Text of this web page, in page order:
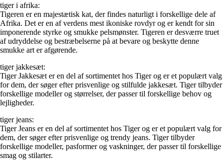
tiger i afrika:
Tigeren er en majestætisk kat, der findes naturligt i forskellige dele af
Afrika. Det er en af verdens mest ikoniske rovdyr og er kendt for sin
imponerende styrke og smukke pelsmønster. Tigeren er desværre truet
af udryddelse og bestræbelserne på at bevare og beskytte denne
smukke art er afgørende.
tiger jakkesæt:
Tiger Jakkesæt er en del af sortimentet hos Tiger og er et populært valg
for dem, der søger efter prisvenlige og stilfulde jakkesæt. Tiger tilbyder
forskellige modeller og størrelser, der passer til forskellige behov og
lejligheder.
tiger jeans:
Tiger Jeans er en del af sortimentet hos Tiger og er et populært valg for
dem, der søger efter prisvenlige og trendy jeans. Tiger tilbyder
forskellige modeller, pasformer og vaskninger, der passer til forskellige
smag og stilarter.